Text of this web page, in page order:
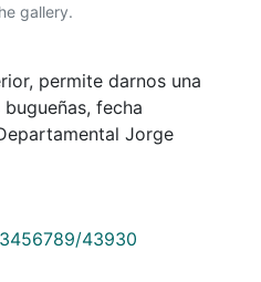
gallery.
permite darnos una
fecha
Jorge
43930